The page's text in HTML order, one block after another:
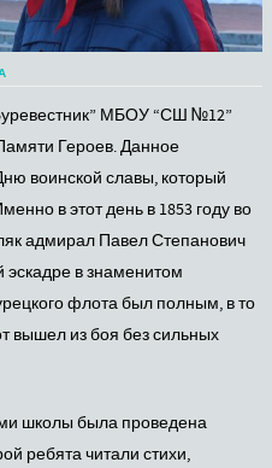
МБОУ “СШ №12”
Героев. Данное
воинской славы, который
в этот день в 1853 году во
адмирал Павел Степанович
эскадре в знаменитом
флота был полным, в то
вышел из боя без сильных
школы была проведена
ребята читали стихи,